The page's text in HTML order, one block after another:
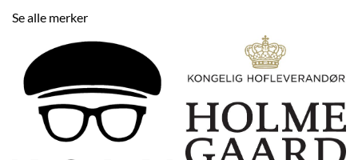
Se alle merker